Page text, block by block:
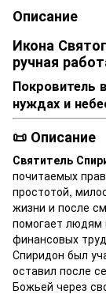
Описание
Икона
ручная
Покровитель
нуждах и
📜 Описание
Святитель
почитаемых
простотой,
жизни и после
помогает людям
финансовых
Спиридон был
оставил после
Божьей через